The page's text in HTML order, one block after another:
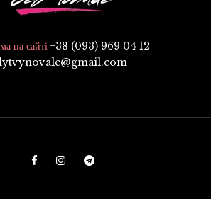
на сайті +38 (093) 969 04 12